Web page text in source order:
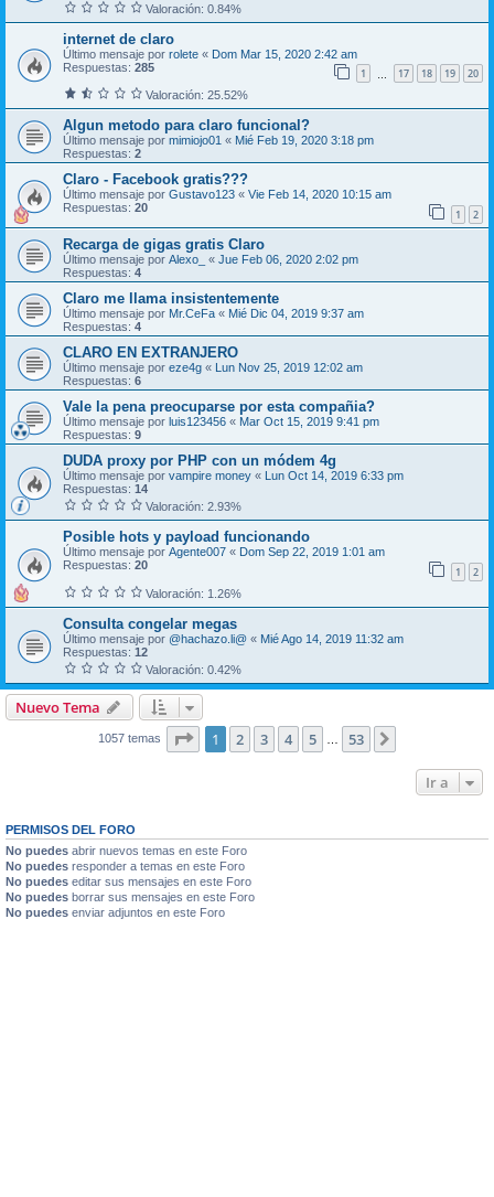
Valoración: 0.84%
internet de claro
Último mensaje por rolete « Dom Mar 15, 2020 2:42 am
Respuestas: 285 1 17 18 19 20
Valoración: 25.52%
Algun metodo para claro funcional?
Último mensaje por mimiojo01 « Mié Feb 19, 2020 3:18 pm
Respuestas: 2
Claro - Facebook gratis???
Último mensaje por Gustavo123 « Vie Feb 14, 2020 10:15 am
Respuestas: 20 1 2
Recarga de gigas gratis Claro
Último mensaje por Alexo_ « Jue Feb 06, 2020 2:02 pm
Respuestas: 4
Claro me llama insistentemente
Último mensaje por Mr.CeFa « Mié Dic 04, 2019 9:37 am
Respuestas: 4
CLARO EN EXTRANJERO
Último mensaje por eze4g « Lun Nov 25, 2019 12:02 am
Respuestas: 6
Vale la pena preocuparse por esta compañia?
Último mensaje por luis123456 « Mar Oct 15, 2019 9:41 pm
Respuestas: 9
DUDA proxy por PHP con un módem 4g
Último mensaje por vampire money « Lun Oct 14, 2019 6:33 pm
Respuestas: 14
Valoración: 2.93%
Posible hots y payload funcionando
Último mensaje por Agente007 « Dom Sep 22, 2019 1:01 am
Respuestas: 20 1 2
Valoración: 1.26%
Consulta congelar megas
Último mensaje por @hachazo.li@ « Mié Ago 14, 2019 11:32 am
Respuestas: 12
Valoración: 0.42%
Nuevo Tema
1057 temas Página de 53
1 2 3 4 5 53
Ir a
PERMISOS DEL FORO
No puedes abrir nuevos temas en este Foro
No puedes responder a temas en este Foro
No puedes editar sus mensajes en este Foro
No puedes borrar sus mensajes en este Foro
No puedes enviar adjuntos en este Foro